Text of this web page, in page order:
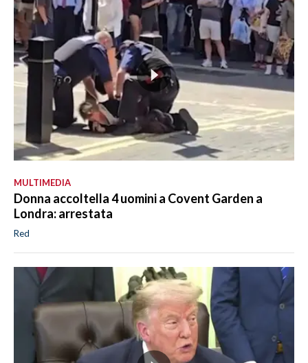
MULTIMEDIA
Donna accoltella 4 uomini a Covent Garden a
Londra: arrestata
Red